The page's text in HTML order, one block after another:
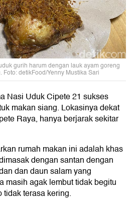
gurih harum dengan lauk ayam goreng
detikFood/Yenny Mustika Sari
Nasi Uduk Cipete 21 sukses
makan siang. Lokasinya dekat
Raya, hanya berjarak sekitar
rumah makan ini adalah khas
dengan santan dengan
dan daun salam yang
masih agak lembut tidak begitu
tidak terasa kering.